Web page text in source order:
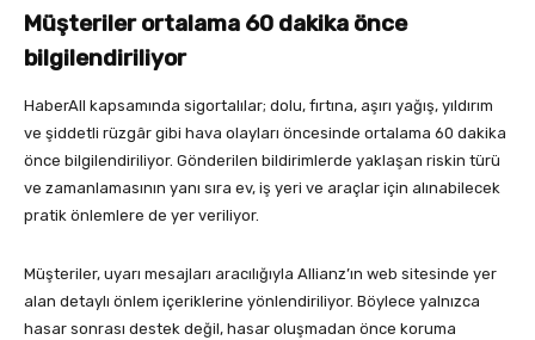
Müşteriler ortalama 60 dakika önce
bilgilendiriliyor
HaberAll kapsamında sigortalılar; dolu, fırtına, aşırı yağış, yıldırım
ve şiddetli rüzgâr gibi hava olayları öncesinde ortalama 60 dakika
önce bilgilendiriliyor. Gönderilen bildirimlerde yaklaşan riskin türü
ve zamanlamasının yanı sıra ev, iş yeri ve araçlar için alınabilecek
pratik önlemlere de yer veriliyor.
Müşteriler, uyarı mesajları aracılığıyla Allianz’ın web sitesinde yer
alan detaylı önlem içeriklerine yönlendiriliyor. Böylece yalnızca
hasar sonrası destek değil, hasar oluşmadan önce koruma